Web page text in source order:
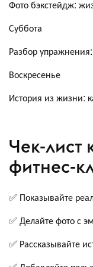
Фото бэкстейдж:
Суббота
Разбор
Воскресенье
История из жизни:
Чек-лист
фитнес-
✅ Показывайте
✅ Делайте фото с
✅ Рассказывайте